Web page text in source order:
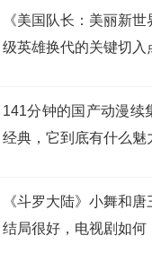
《美国队长：美丽新
级英雄换代的关键切入
141分钟的国产动漫续
经典，它到底有什么魅
《斗罗大陆》小舞和
结局很好，电视剧如何